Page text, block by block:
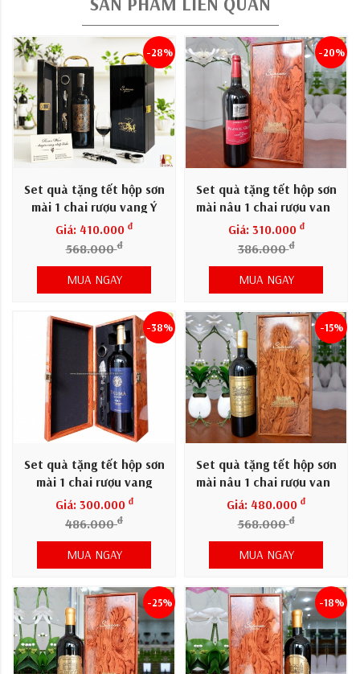
Set quà tặng tết hộp sơn
mài 1 chai rượu vang Ý
Tolucci 14
Giá: 410.000 đ
568.000đ
-28%
MUA NGAY
Set quà tặng tết hộp sơn
mài nâu 1 chai rượu vang
Pháp Francis Gillot
Giá: 310.000 đ
386.000đ
-20%
MUA NGAY
Set quà tặng tết hộp sơn
mài 1 chai rượu vang
Chile De Lima
Giá: 300.000 đ
486.000đ
-38%
MUA NGAY
Set quà tặng tết hộp sơn
mài nâu 1 chai rượu vang
Pháp Nicolas
Giá: 480.000 đ
568.000đ
-15%
MUA NGAY
-25% -18%